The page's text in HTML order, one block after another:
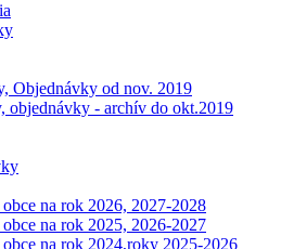
Objednávky od nov. 2019
objednávky - archív do okt.2019
na rok 2026, 2027-2028
na rok 2025, 2026-2027
na rok 2024,roky 2025-2026